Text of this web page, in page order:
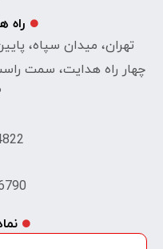
راه
تهران، میدان سپاه،